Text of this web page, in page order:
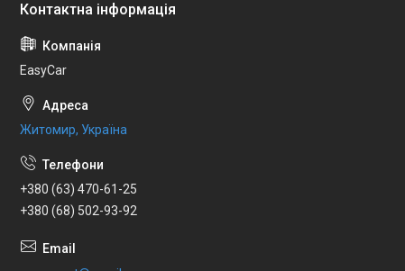
EasyCar
Житомир, Україна
+380 (63) 470-61-25
+380 (68) 502-93-92